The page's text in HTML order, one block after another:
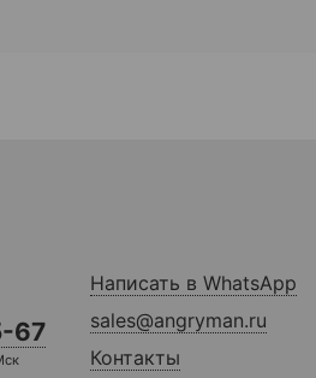
67
Написать в WhatsApp
sales@angryman.ru
Контакты